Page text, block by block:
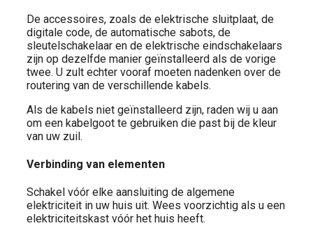
De accessoires, zoals de elektrische sluitplaat, de
digitale code, de automatische sabots, de
sleutelschakelaar en de elektrische eindschakelaars
zijn op dezelfde manier geïnstalleerd als de vorige
twee. U zult echter vooraf moeten nadenken over de
routering van de verschillende kabels.
Als de kabels niet geïnstalleerd zijn, raden wij u aan
om een ​​kabelgoot te gebruiken die past bij de kleur
van uw zuil.
Verbinding van elementen
Schakel vóór elke aansluiting de algemene
elektriciteit in uw huis uit. Wees voorzichtig als u een
elektriciteitskast vóór het huis heeft.